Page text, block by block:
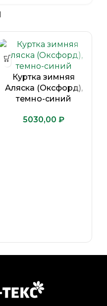
Куртка зимняя
Аляска (Оксфорд),
темно-синий
₽